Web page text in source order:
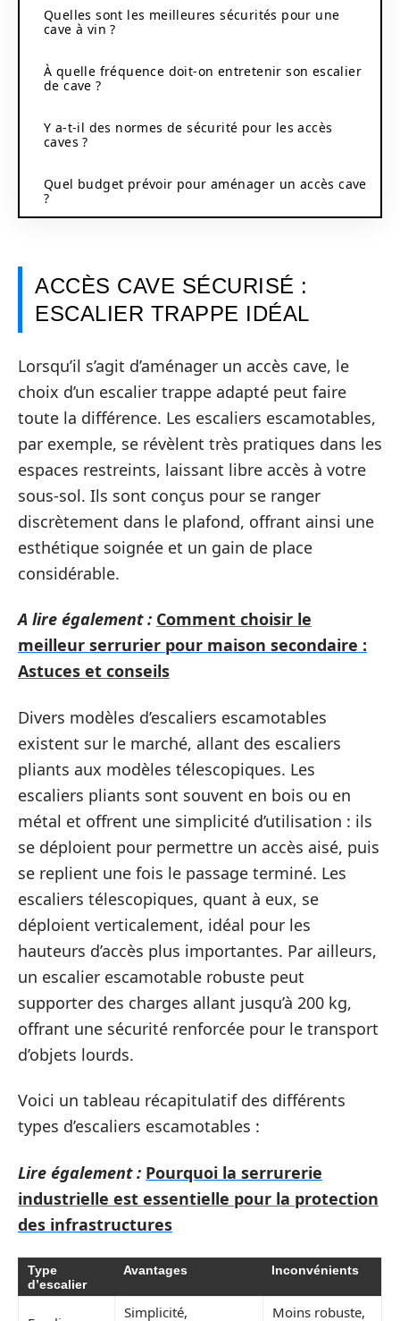
Quelles sont les meilleures sécurités pour une
cave à vin ?
À quelle fréquence doit-on entretenir son escalier
de cave ?
Y a-t-il des normes de sécurité pour les accès
caves ?
Quel budget prévoir pour aménager un accès cave
?
ACCÈS CAVE SÉCURISÉ :
ESCALIER TRAPPE IDÉAL
Lorsqu’il s’agit d’aménager un accès cave, le
choix d’un escalier trappe adapté peut faire
toute la différence. Les escaliers escamotables,
par exemple, se révèlent très pratiques dans les
espaces restreints, laissant libre accès à votre
sous-sol. Ils sont conçus pour se ranger
discrètement dans le plafond, offrant ainsi une
esthétique soignée et un gain de place
considérable.
A lire également : Comment choisir le
meilleur serrurier pour maison secondaire :
Astuces et conseils
Divers modèles d’escaliers escamotables
existent sur le marché, allant des escaliers
pliants aux modèles télescopiques. Les
escaliers pliants sont souvent en bois ou en
métal et offrent une simplicité d’utilisation : ils
se déploient pour permettre un accès aisé, puis
se replient une fois le passage terminé. Les
escaliers télescopiques, quant à eux, se
déploient verticalement, idéal pour les
hauteurs d’accès plus importantes. Par ailleurs,
un escalier escamotable robuste peut
supporter des charges allant jusqu’à 200 kg,
offrant une sécurité renforcée pour le transport
d’objets lourds.
Voici un tableau récapitulatif des différents
types d’escaliers escamotables :
Lire également : Pourquoi la serrurerie
industrielle est essentielle pour la protection
des infrastructures
Type
d’escalier
Avantages Inconvénients
Simplicité, Moins robuste,